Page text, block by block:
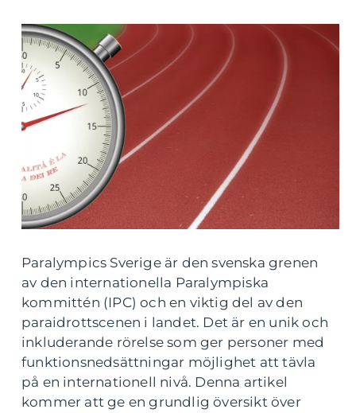
Paralympics Sverige är den svenska grenen
av den internationella Paralympiska
kommittén (IPC) och en viktig del av den
paraidrottscenen i landet. Det är en unik och
inkluderande rörelse som ger personer med
funktionsnedsättningar möjlighet att tävla
på en internationell nivå. Denna artikel
kommer att ge en grundlig översikt över